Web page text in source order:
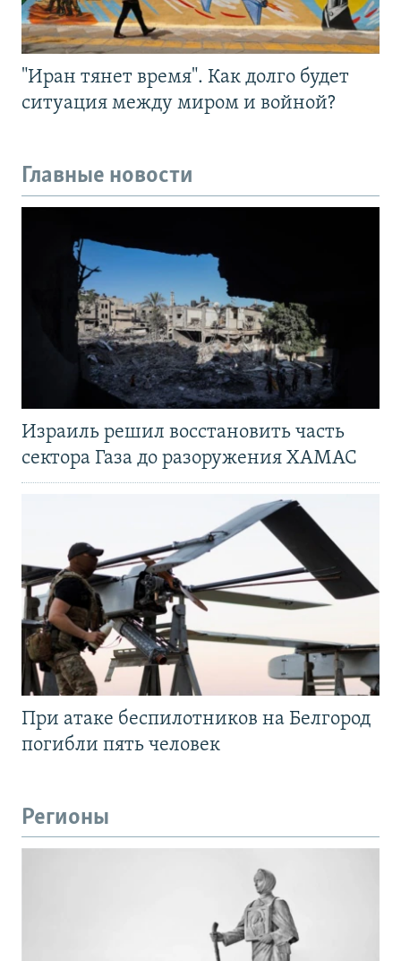
"Иран тянет время". Как долго будет
ситуация между миром и войной?
Главные новости
Израиль решил восстановить часть
сектора Газа до разоружения ХАМАС
При атаке беспилотников на Белгород
погибли пять человек
Регионы